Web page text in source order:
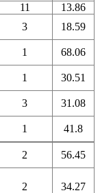
11
13.86
3 18.59
1 68.06
1 30.51
3 31.08
1 41.8
2 56.45
2 34.27